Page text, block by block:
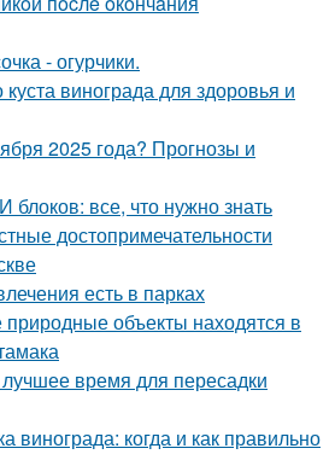
- огурчики.
винограда для здоровья и
2025 года? Прогнозы и
все, что нужно знать
достопримечательности
есть в парках
природные объекты находятся в
время для пересадки
винограда: когда и как правильно